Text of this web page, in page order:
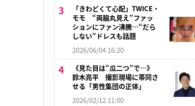
「きわどくて心配」TWICE・
モモ “両脇丸見え”ファッ
ションにファン沸騰…“だら
しない”ドレスも話題
2026/06/04 16:20
《見た目は“瓜二つ”で…》
鈴木亮平 撮影現場に帯同さ
せる「男性集団の正体」
2026/02/12 11:00